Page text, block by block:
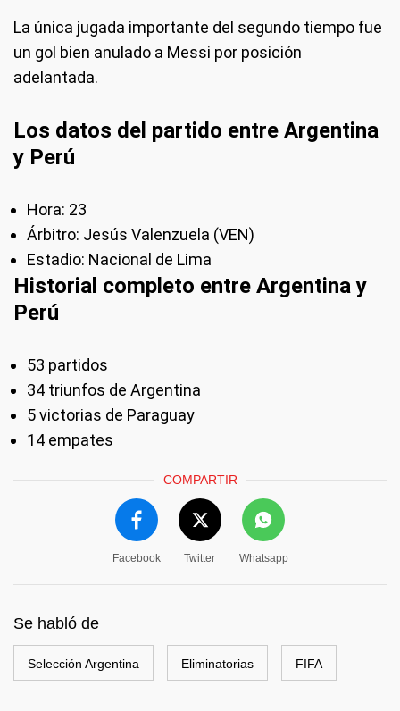
La única jugada importante del segundo tiempo fue
un gol bien anulado a Messi por posición
adelantada.
Los datos del partido entre Argentina
y Perú
Hora: 23
Árbitro: Jesús Valenzuela (VEN)
Estadio: Nacional de Lima
Historial completo entre Argentina y
Perú
53 partidos
34 triunfos de Argentina
5 victorias de Paraguay
14 empates
COMPARTIR
Facebook Twitter Whatsapp
Se habló de
Selección Argentina Eliminatorias FIFA